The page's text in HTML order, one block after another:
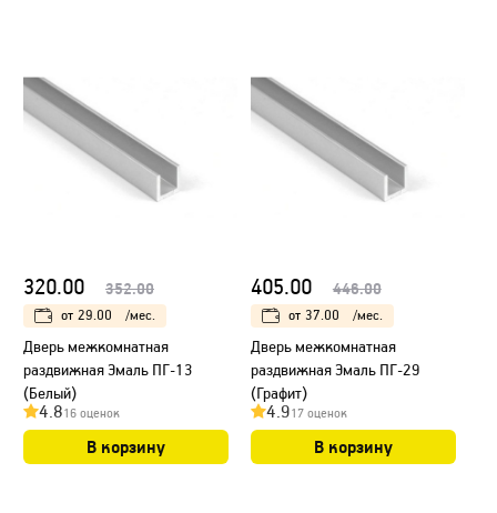
320.00 352.00
от 29.00 /мес.
Дверь межкомнатная
раздвижная Эмаль ПГ-13
(Белый)
4.816 оценок
В корзину
405.00 446.00
от 37.00 /мес.
Дверь межкомнатная
раздвижная Эмаль ПГ-29
(Графит)
4.917 оценок
В корзину